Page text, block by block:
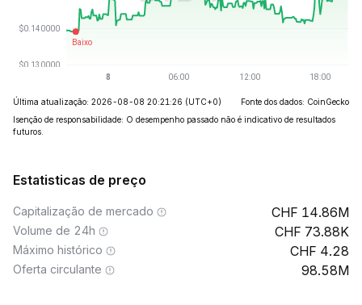
Última atualização: 2026-08-08 20:21:26 (UTC+0)
Fonte dos dados: CoinGecko
Isenção de responsabilidade: O desempenho passado não é indicativo de resultados
futuros.
Estatisticas de preço
Capitalização de mercado 14.86M
Volume de 24h 73.88K
Máximo histórico 4.28
Oferta circulante 98.58M